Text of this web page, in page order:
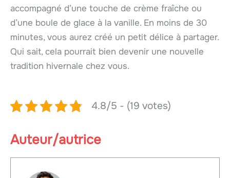
accompagné d’une touche de crème fraîche ou
d’une boule de glace à la vanille. En moins de 30
minutes, vous aurez créé un petit délice à partager.
Qui sait, cela pourrait bien devenir une nouvelle
tradition hivernale chez vous.
4.8/5 - (19 votes)
Auteur/autrice